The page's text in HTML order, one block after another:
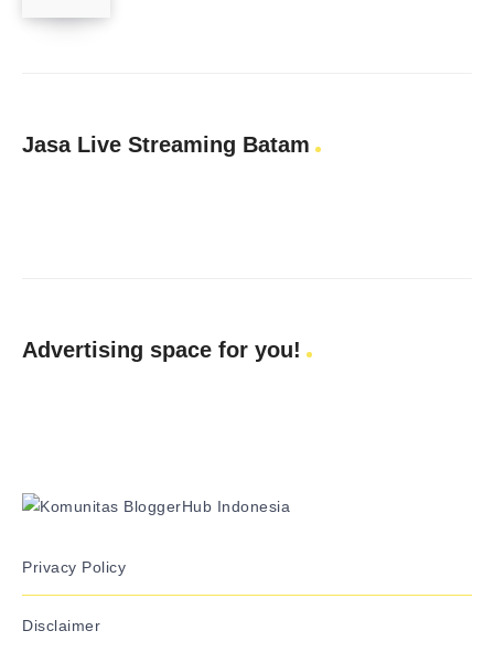
Jasa Live Streaming Batam
Advertising space for you!
Privacy Policy
Disclaimer